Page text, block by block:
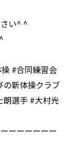
い^ ^
#合同練習会
新体操クラブ
朗選手 #大村光
ーーーーーー